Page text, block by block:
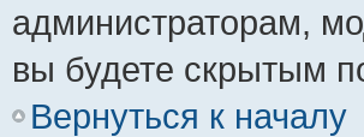
администраторам,
вы будете скрытым
Вернуться к началу